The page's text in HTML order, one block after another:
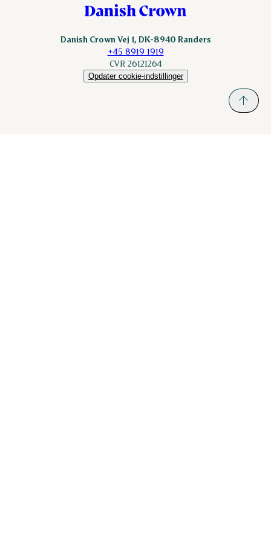
Danish Crown Vej 1, DK-8940 Randers
+45 8919 1919
CVR 26121264
Opdater cookie-indstillinger